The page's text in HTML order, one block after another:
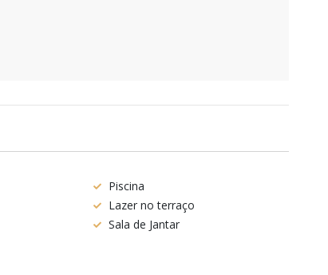
Piscina
Lazer no terraço
Sala de Jantar